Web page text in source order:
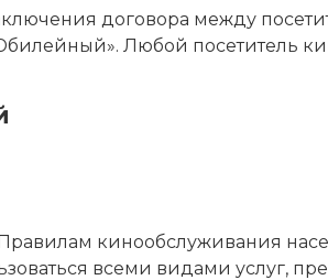
договора между
Любой посетитель
кинообслуживания
всеми видами